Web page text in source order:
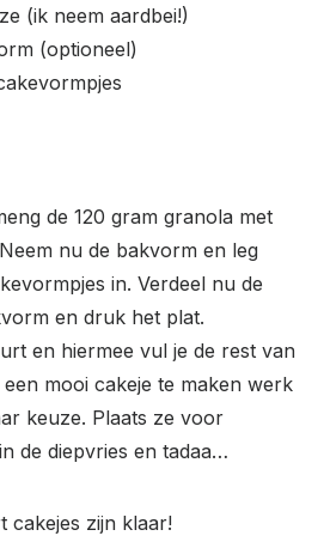
(ik neem aardbei!)
(optioneel)
de 120 gram granola met
nu de bakvorm en leg
in. Verdeel nu de
en druk het plat.
en hiermee vul je de rest van
mooi cakeje te maken werk
keuze. Plaats ze voor
de diepvries en tadaa…
cakejes zijn klaar!